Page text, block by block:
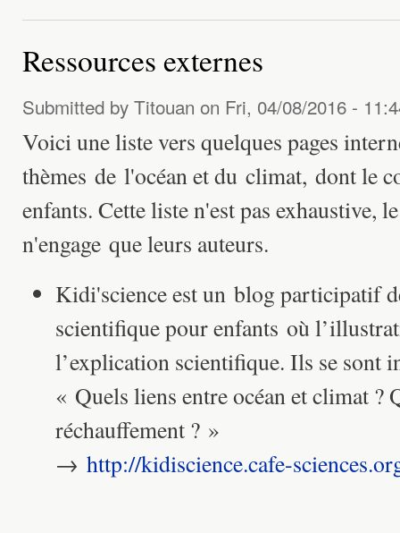
Ressources externes
Submitted by Titouan on Fri, 04/08/2016 -
Voici une liste vers quelques pages
thèmes de l'océan et du climat, dont le
enfants. Cette liste n'est pas exhaustive,
n'engage que leurs auteurs.
Kidi'science est un blog participatif
scientifique pour enfants où
l’explication scientifique. Ils se sont
« Quels liens entre océan et climat ?
réchauffement ? »
→ ​http://kidiscience.cafe-